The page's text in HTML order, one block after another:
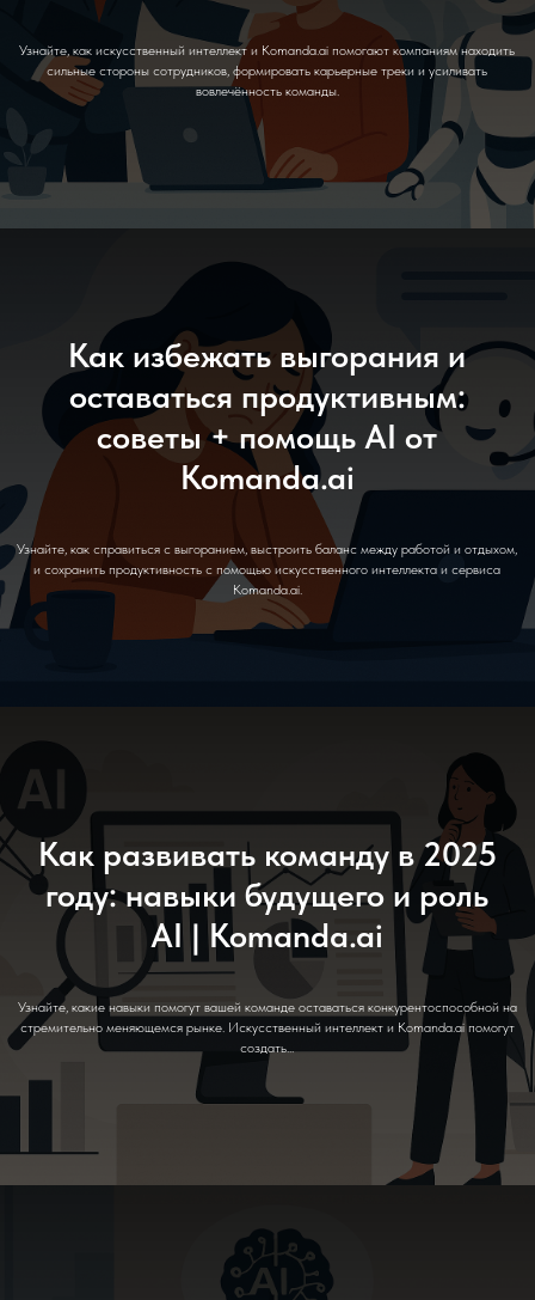
Узнайте, как искусственный интеллект и Komanda.ai помогают компаниям находить
сильные стороны сотрудников, формировать карьерные треки и усиливать
вовлечённость команды.
Как избежать выгорания и
оставаться продуктивным:
советы + помощь AI от
Komanda.ai
Узнайте, как справиться с выгоранием, выстроить баланс между работой и отдыхом,
и сохранить продуктивность с помощью искусственного интеллекта и сервиса
Komanda.ai.
Как развивать команду в 2025
году: навыки будущего и роль
AI | Komanda.ai
Узнайте, какие навыки помогут вашей команде оставаться конкурентоспособной на
стремительно меняющемся рынке. Искусственный интеллект и Komanda.ai помогут
создать...